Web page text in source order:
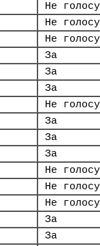
Не
Не
Не
За
За
За
Не
За
За
За
Не
Не
Не
За
За